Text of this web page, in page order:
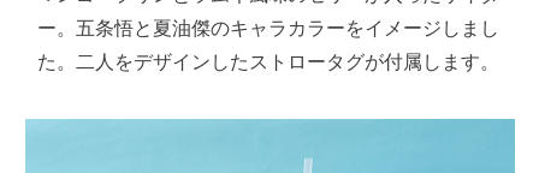
ー。五条悟と夏油傑のキャラカラーをイメージしまし
た。二人をデザインしたストロータグが付属します。